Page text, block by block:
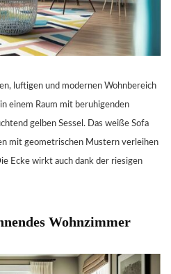
luftigen und modernen Wohnbereich
einem Raum mit beruhigenden
gelben Sessel. Das weiße Sofa
mit geometrischen Mustern verleihen
Ecke wirkt auch dank der riesigen
Wohnzimmer